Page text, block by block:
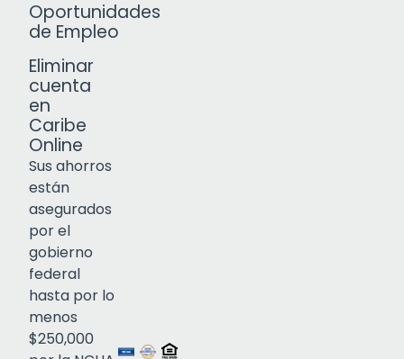
Oportunidades
de Empleo
Eliminar
cuenta
en
Caribe
Online
Sus ahorros
están
asegurados
por el
gobierno
federal
hasta por lo
menos
$250,000